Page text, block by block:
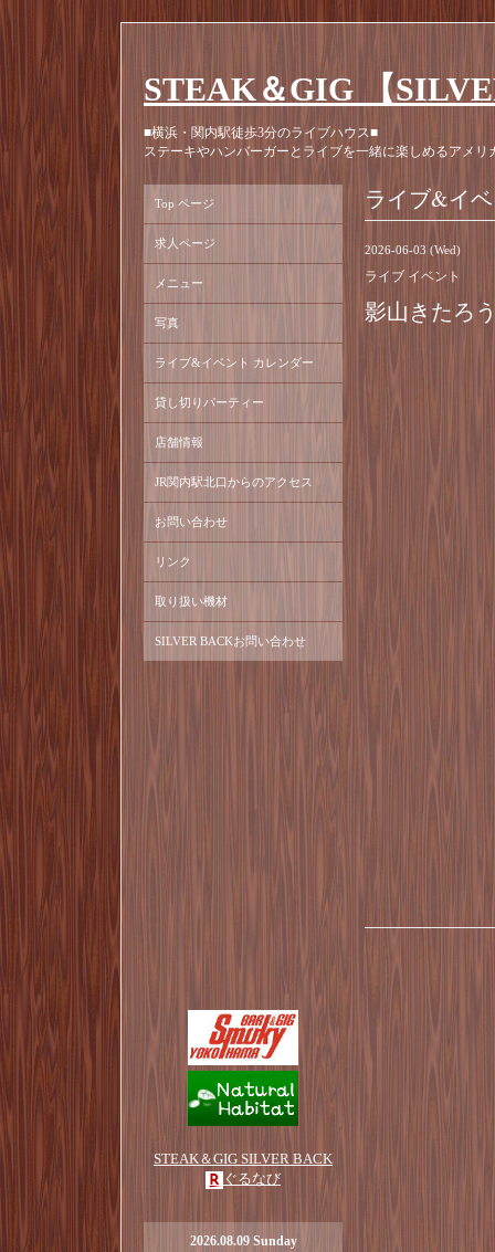
STEAK＆GIG 【
■横浜・関内駅徒歩3分のライブハウス■
ステーキやハンバーガーとライブを一緒に楽しめるアメリ
ライブ&イ
2026-06-03 (Wed)
ライブ イベント
影山きたろ
Top ページ
求人ページ
メニュー
写真
ライブ&イベント カレンダー
貸し切りパーティー
店舗情報
JR関内駅北口からのアクセス
お問い合わせ
リンク
取り扱い機材
SILVER BACKお問い合わせ
STEAK＆GIG SILVER BACK
ぐるなび
2026.08.09 Sunday